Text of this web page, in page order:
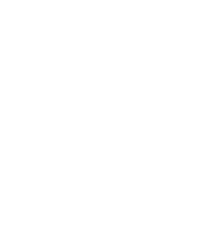
une matière plastique
agréable, cela permet
la première chose qu’on
suivants servent à
(préférences).